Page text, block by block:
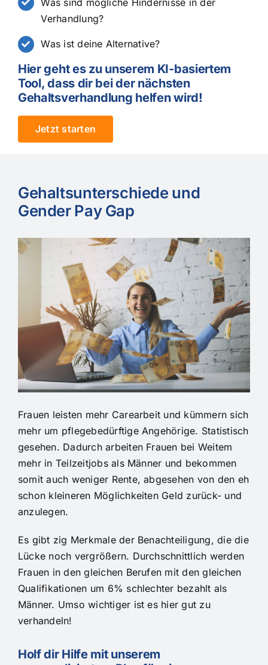
Verhandlung?
Was ist deine Alternative?
Hier geht es zu unserem KI-basiertem
Tool, dass dir bei der nächsten
Gehaltsverhandlung helfen wird!
Jetzt starten
Gehaltsunterschiede und
Gender Pay Gap
Frauen leisten mehr Carearbeit und kümmern sich
mehr um pflegebedürftige Angehörige. Statistisch
gesehen. Dadurch arbeiten Frauen bei Weitem
mehr in Teilzeitjobs als Männer und bekommen
somit auch weniger Rente, abgesehen von den eh
schon kleineren Möglichkeiten Geld zurück- und
anzulegen.
Es gibt zig Merkmale der Benachteiligung, die die
Lücke noch vergrößern. Durchschnittlich werden
Frauen in den gleichen Berufen mit den gleichen
Qualifikationen um 6% schlechter bezahlt als
Männer. Umso wichtiger ist es hier gut zu
verhandeln!
Holf dir Hilfe mit unserem